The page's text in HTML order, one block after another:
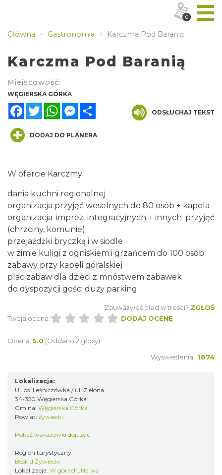
Główna Gastronomia Karczma Pod Baranią
Karczma Pod Baranią
Miejscowość:
WĘGIERSKA GÓRKA
FacebookTwitterWhatsAppMessenger
ODSŁUCHAJ TEKST
DODAJ DO PLANERA
W ofercie Karczmy:
dania kuchni regionalnej
organizacja przyjęć weselnych do 80 osób + kapela
organizacja imprez integracyjnych i innych przyjęć
(chrzciny, komunie)
przejażdżki bryczką i w siodle
w zimie kuligi z ogniskiem i grzańcem do 100 osób
zabawy przy kapeli góralskiej
plac zabaw dla dzieci z mnóstwem zabawek
do dyspozycji gości duży parking
Zauważyłeś błąd w treści? ZGŁOŚ
Twoja ocena:
DODAJ OCENĘ
Ocena: 5.0 (Oddano 2 głosy)
Wyświetlenia: 1874
Lokalizacja:
Ul. os. Leśniczówka / ul. Zielona
34-350 Węgierska Górka
Gmina: Węgierska Górka
Powiat: żywiecki
Pokaż wskazówki dojazdu
Region turystyczny:
Beskid Żywiecki
Lokalizacja: W górach, Na wsi
0